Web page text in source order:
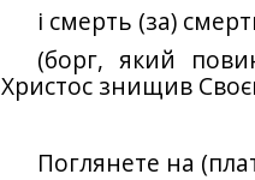
і смерть (за)
(борг, який
Христос знищив
Поглянете на